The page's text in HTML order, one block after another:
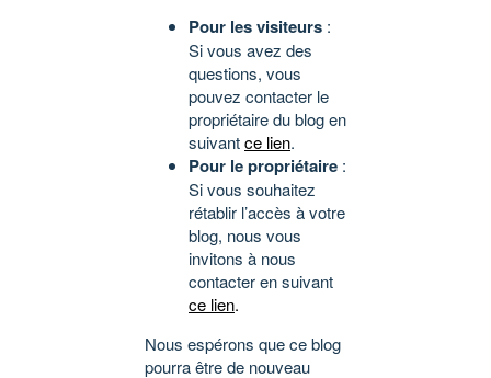
Pour les visiteurs :
Si vous avez des
questions, vous
pouvez contacter le
propriétaire du blog en
suivantce lien.
Pour le propriétaire :
Si vous souhaitez
rétablir l’accès à votre
blog, nous vous
invitons à nous
contacter en suivant
ce lien.
Nous espérons que ce blog
pourra être de nouveau